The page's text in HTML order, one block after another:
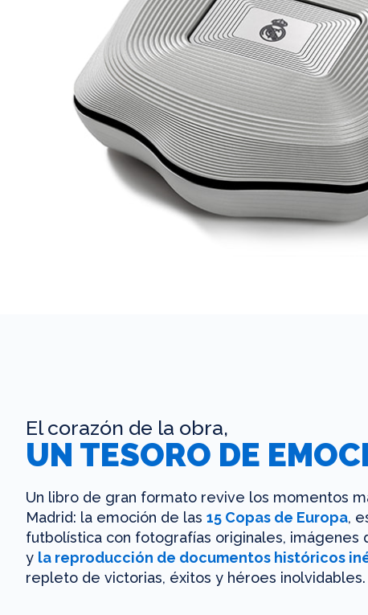
El corazón de la obra,
UN TESORO DE
Un libro de gran formato revive los momentos
Madrid: la emoción de las 15 Copas de Europa,
futbolística con fotografías originales, imágenes
y la reproducción de documentos históricos
repleto de victorias, éxitos y héroes inolvidables.